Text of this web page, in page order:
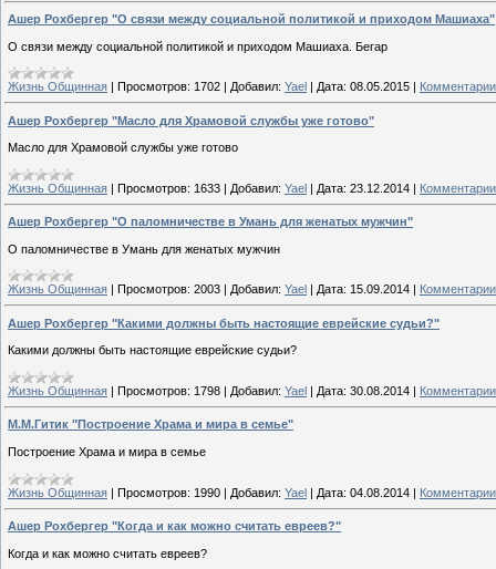
Ашер Рохбергер "О связи между социальной политикой и приходом Машиаха"
О связи между социальной политикой и приходом Машиаха. Бегар
Жизнь Общинная | Просмотров: 1702 | Добавил: Yael | Дата: 08.05.2015 |
Ашер Рохбергер "Масло для Храмовой службы уже готово"
Масло для Храмовой службы уже готово
Жизнь Общинная | Просмотров: 1633 | Добавил: Yael | Дата: 23.12.2014 |
Ашер Рохбергер "О паломничестве в Умань для женатых мужчин"
О паломничестве в Умань для женатых мужчин
Жизнь Общинная Просмотров: 2003 Добавил: Yael Дата: 15.09.2014
Ашер Рохбергер "Какими должны быть настоящие еврейские судьи?"
Какими должны быть настоящие еврейские судьи?
Жизнь Общинная | Просмотров: 1798 | Добавил: Yael | Дата: 30.08.2014 |
М.М.Гитик "Построение Храма и мира в семье"
Построение Храма и мира в семье
Жизнь Общинная | Просмотров: 1990 | Добавил: Yael | Дата: 04.08.2014 |
Ашер Рохбергер "Когда и как можно считать евреев?"
Когда и как можно считать евреев?